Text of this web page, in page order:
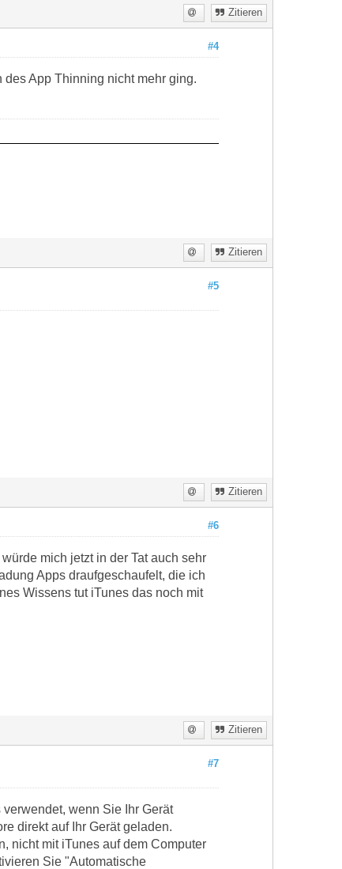
Zitieren
#4
App Thinning nicht mehr ging.
Zitieren
#5
Zitieren
#6
mich jetzt in der Tat auch sehr
Apps draufgeschaufelt, die ich
Wissens tut iTunes das noch mit
Zitieren
#7
wenn Sie Ihr Gerät
direkt auf Ihr Gerät geladen.
nicht mit iTunes auf dem Computer
Sie "Automatische